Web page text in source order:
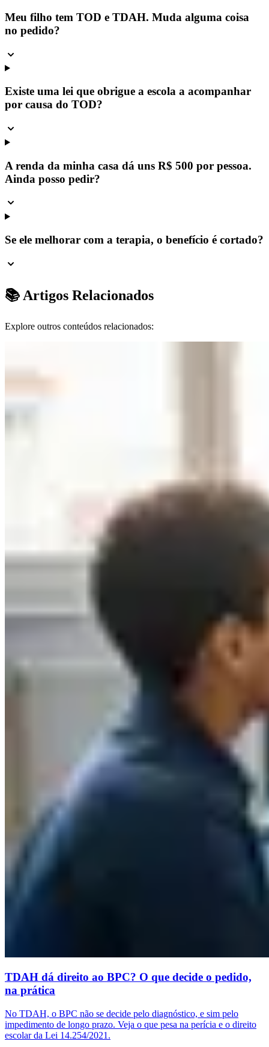
Meu filho tem TOD e TDAH. Muda alguma coisa
no pedido?
Existe uma lei que obrigue a escola a acompanhar
por causa do TOD?
A renda da minha casa dá uns R$ 500 por pessoa.
Ainda posso pedir?
Se ele melhorar com a terapia, o benefício é cortado?
📚 Artigos Relacionados
Explore outros conteúdos relacionados:
TDAH dá direito ao BPC? O que decide o pedido,
na prática
No TDAH, o BPC não se decide pelo diagnóstico, e sim pelo
impedimento de longo prazo. Veja o que pesa na perícia e o direito
escolar da Lei 14.254/2021.